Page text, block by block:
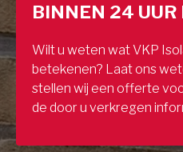
BINNEN 24 UUR
Wilt u weten wat VKP
betekenen? Laat ons
stellen wij een offerte
de door u verkregen